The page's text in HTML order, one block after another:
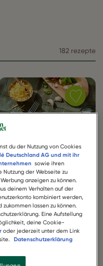
182 rezepte
Save
recipe
Crunchy
mit
scharfer
as
favorite
Tofu Pasta
35 min
Einfach
du der Nutzung von Cookies
Deutschland AG und mit ihr
sowie ihren
Nutzung der Webseite zu
anzeigen zu können.
deinem Verhalten auf der
kombiniert werden,
lassen zu können.
Eine Aufstellung
deine Cookie-
oder jederzeit unter dem Link
Datenschutzerklärung